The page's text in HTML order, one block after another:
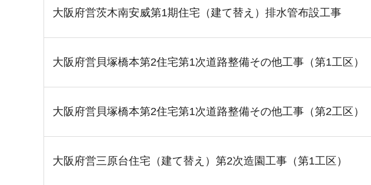
大阪府営茨木南安威第1期住宅（建て替え）排水管布設工事
大阪府営貝塚橋本第2住宅第1次道路整備その他工事（第1工区）
大阪府営貝塚橋本第2住宅第1次道路整備その他工事（第2工区）
大阪府営三原台住宅（建て替え）第2次造園工事（第1工区）